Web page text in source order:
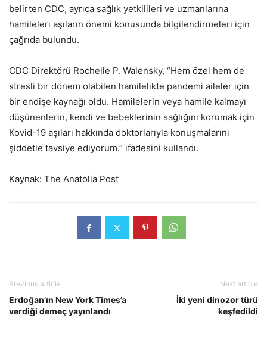
belirten CDC, ayrıca sağlık yetkilileri ve uzmanlarına
hamileleri aşıların önemi konusunda bilgilendirmeleri için
çağrıda bulundu.
CDC Direktörü Rochelle P. Walensky, “Hem özel hem de
stresli bir dönem olabilen hamilelikte pandemi aileler için
bir endişe kaynağı oldu. Hamilelerin veya hamile kalmayı
düşünenlerin, kendi ve bebeklerinin sağlığını korumak için
Kovid-19 aşıları hakkında doktorlarıyla konuşmalarını
şiddetle tavsiye ediyorum.” ifadesini kullandı.
Kaynak: The Anatolia Post
Previous article
Erdoğan’ın New York Times’a
verdiği demeç yayınlandı
Next article
İki yeni dinozor türü
keşfedildi